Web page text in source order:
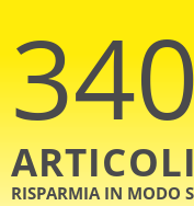
RISPARMIA IN MODO